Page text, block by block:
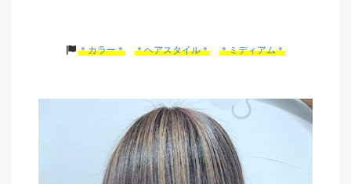
＊カラー＊ ＊ヘアスタイル＊ ＊ミディアム＊